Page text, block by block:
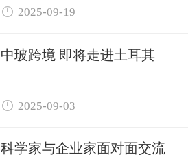
 2025-09-19
中玻跨境 即将走进土耳其
 2025-09-03
科学家与企业家面对面交流